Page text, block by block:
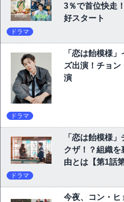
3％で首位快走
好スタート
ドラマ
「恋は飴模様
ズ出演！チョン
演
ドラマ
「恋は飴模様
クザ！？組織を
由とは【第1話
ドラマ
今夜、コン・